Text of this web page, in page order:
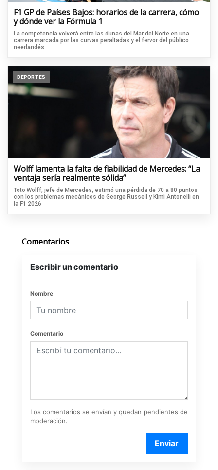
F1 GP de Países Bajos: horarios de la carrera, cómo
y dónde ver la Fórmula 1
La competencia volverá entre las dunas del Mar del Norte en una
carrera marcada por las curvas peraltadas y el fervor del público
neerlandés.
DEPORTES
Wolff lamenta la falta de fiabilidad de Mercedes: “La
ventaja sería realmente sólida”
Toto Wolff, jefe de Mercedes, estimó una pérdida de 70 a 80 puntos
con los problemas mecánicos de George Russell y Kimi Antonelli en
la F1 2026
Comentarios
Escribir un comentario
Nombre
Comentario
Los comentarios se envían y quedan pendientes de
moderación.
Enviar